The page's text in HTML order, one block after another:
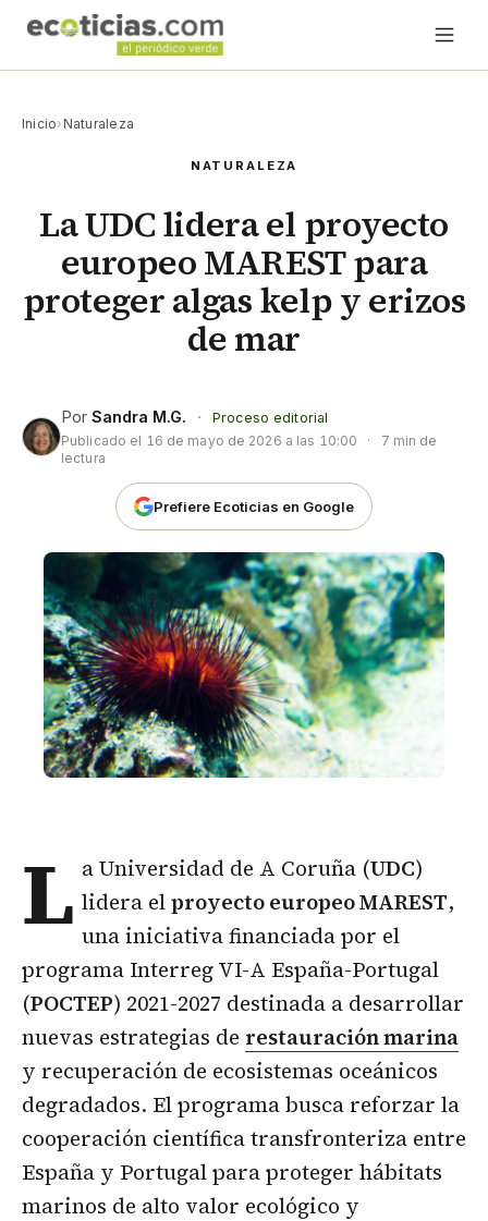
Inicio› Naturaleza
NATURALEZA
La UDC lidera el proyecto
europeo MAREST para
proteger algas kelp y erizos
de mar
Por Sandra M.G. ·
Proceso editorial
Publicado el 16 de mayo de 2026 a las 10:00 ·
7 min de
lectura
Prefiere Ecoticias en Google
L a Universidad de A Coruña (UDC)
lidera elproyecto europeo MAREST,
una iniciativa financiada por el
programa Interreg VI-A España-Portugal
(POCTEP) 2021-2027 destinada a desarrollar
nuevas estrategias de restauración marina
y recuperación de ecosistemas oceánicos
degradados. El programa busca reforzar la
cooperación científica transfronteriza entre
España y Portugal para proteger hábitats
marinos de alto valor ecológico y